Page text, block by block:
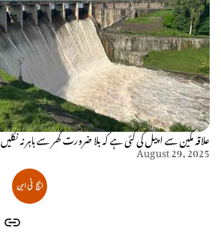
علاقہ مکین سے اپیل کی گئی ہے کہ بلا ضرورت گھر سے باہر نہ نکلیں
August 29, 2025